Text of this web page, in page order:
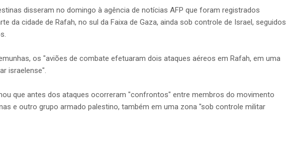
disseram no domingo à agência de notícias AFP que foram registrados
da cidade de Rafah, no sul da Faixa de Gaza, ainda sob controle de Israel, seguidos
os "aviões de combate efetuaram dois ataques aéreos em Rafah, em uma
israelense".
que antes dos ataques ocorreram "confrontos" entre membros do movimento
e outro grupo armado palestino, também em uma zona "sob controle militar